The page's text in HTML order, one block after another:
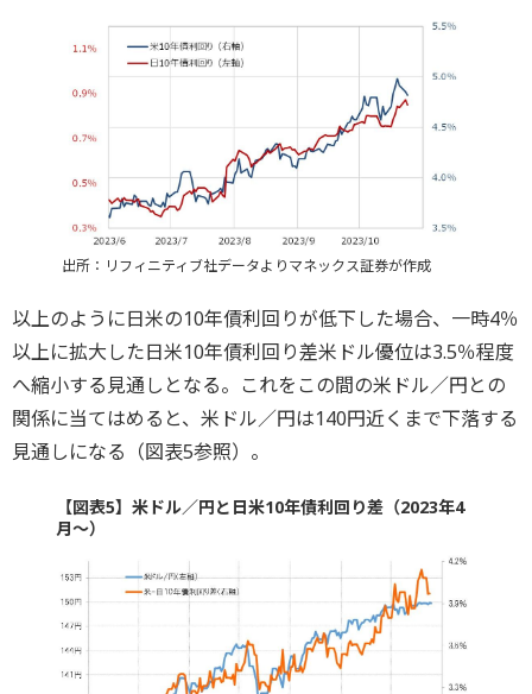
出所：リフィニティブ社データよりマネックス証券が作成
以上のように日米の10年債利回りが低下した場合、一時4％
以上に拡大した日米10年債利回り差米ドル優位は3.5％程度
へ縮小する見通しとなる。これをこの間の米ドル／円との
関係に当てはめると、米ドル／円は140円近くまで下落する
見通しになる（図表5参照）。
【図表5】米ドル／円と日米10年債利回り差（2023年4
月～）